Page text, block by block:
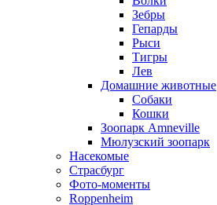
Зебры
Гепарды
Рыси
Тигры
Лев
Домашние животные
Собаки
Кошки
Зоопарк Amneville
Мюлузский зоопарк
Насекомые
Страсбург
Фото-моменты
Roppenheim